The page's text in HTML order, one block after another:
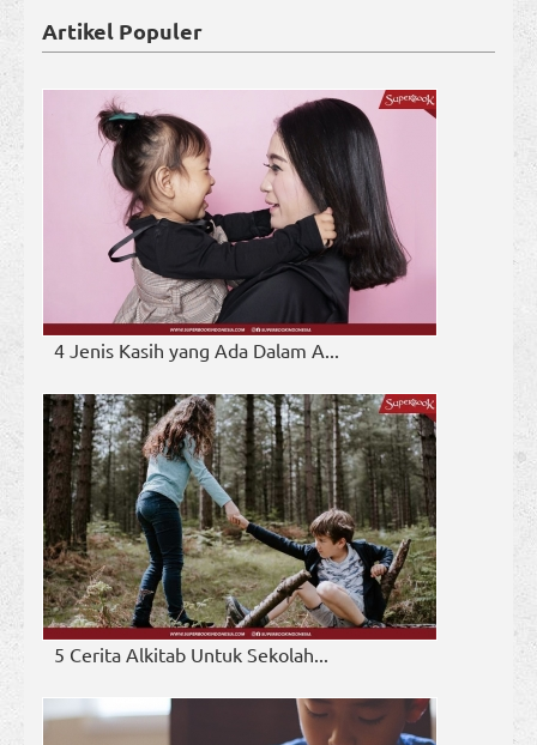
Artikel Populer
4 Jenis Kasih yang Ada Dalam A...
5 Cerita Alkitab Untuk Sekolah...